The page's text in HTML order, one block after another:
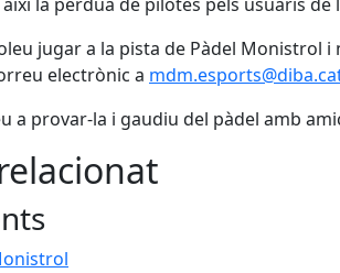
jugar a la pista de Pàdel Monistrol
electrònic a
a provar-la i gaudiu del pàdel amb